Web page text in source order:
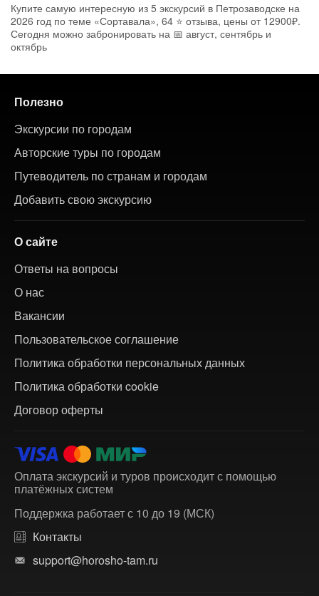
Купите самую интересную из 5 экскурсий в Петрозаводске на
2026 год по теме «Сортавала», 64 ⭐ отзыва, цены от 12900₽.
Сегодня можно забронировать на 📅 август, сентябрь и
октябрь
Полезно
Экскурсии по городам
Авторские туры по городам
Путеводитель по странам и городам
Добавить свою экскурсию
О сайте
Ответы на вопросы
О нас
Вакансии
Пользовательское соглашение
Политика обработки персональных данных
Политика обработки cookie
Договор оферты
Оплата экскурсий и туров происходит с помощью
платёжных систем
Поддержка работает с 10 до 19 (МСК)
Контакты
support@horosho-tam.ru